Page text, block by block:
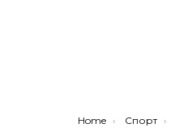
You are here:
Home Спорт